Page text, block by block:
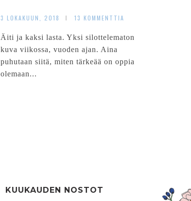
3 LOKAKUUN, 2018 13 KOMMENTTIA
Äiti ja kaksi lasta. Yksi silottelematon
kuva viikossa, vuoden ajan. Aina
puhutaan siitä, miten tärkeää on oppia
olemaan...
KUUKAUDEN NOSTOT